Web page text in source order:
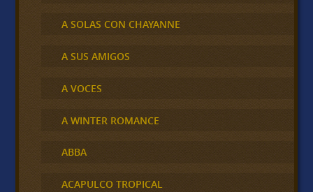
A SOLAS CON CHAYANNE
A SUS AMIGOS
A VOCES
A WINTER ROMANCE
ABBA
ACAPULCO TROPICAL